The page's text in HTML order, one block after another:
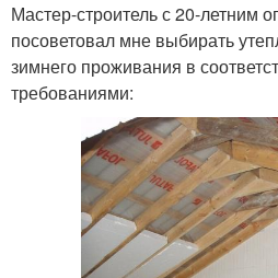
Мастер-строитель с 20-летним
посоветовал мне выбирать
зимнего проживания в
требованиями: